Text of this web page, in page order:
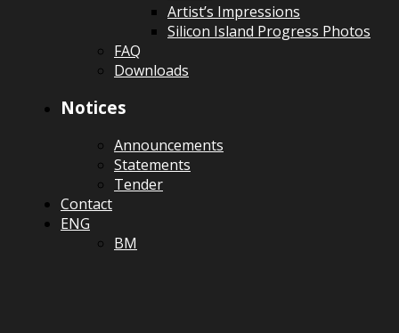
Artist’s Impressions
Silicon Island Progress Photos
FAQ
Downloads
Notices
Announcements
Statements
Tender
Contact
ENG
BM